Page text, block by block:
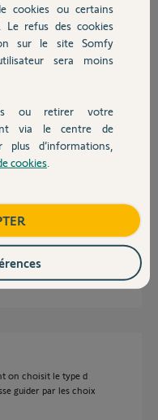
Enocean.
on choisit le type d
guider par les choix
cookies ou certains
Le refus des cookies
sur le site Somfy
sera moins
ou retirer votre
via le centre de
d’informations,
cookies